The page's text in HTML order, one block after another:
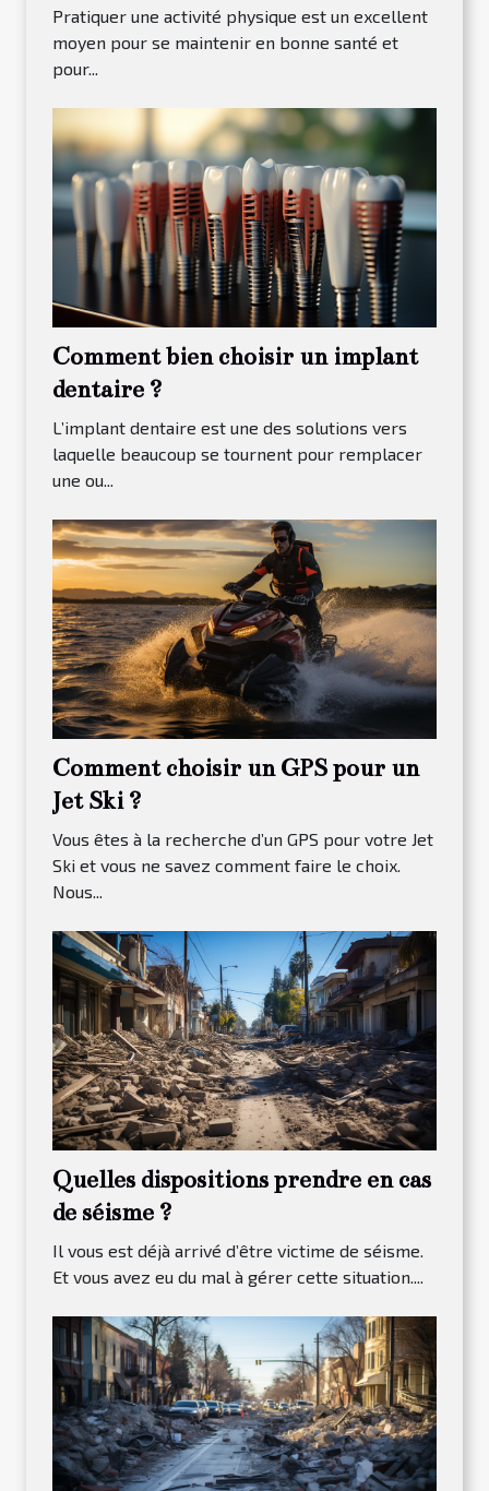
Pratiquer une activité physique est un excellent
moyen pour se maintenir en bonne santé et
pour...
Comment bien choisir un implant
dentaire ?
L’implant dentaire est une des solutions vers
laquelle beaucoup se tournent pour remplacer
une ou...
Comment choisir un GPS pour un
Jet Ski ?
Vous êtes à la recherche d’un GPS pour votre Jet
Ski et vous ne savez comment faire le choix.
Nous...
Quelles dispositions prendre en cas
de séisme ?
Il vous est déjà arrivé d’être victime de séisme.
Et vous avez eu du mal à gérer cette situation....